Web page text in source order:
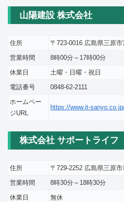
山陽建設 株式会社
住所 〒723-0016 広島県三原
営業時間
8時00分～17時00分
休業日
土曜・日曜・祝日
電話番号
0848-62-2111
ホームペー
ジURL
https://www.it-
株式会社 サポートライフ
住所 〒729-2252 広島県三原
営業時間
8時30分～18時30分
休業日
無休